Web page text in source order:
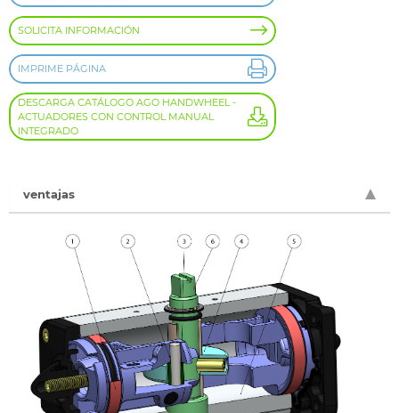
SOLICITA INFORMACIÓN
IMPRIME PÁGINA
DESCARGA CATÁLOGO AGO HANDWHEEL -
ACTUADORES CON CONTROL MANUAL
INTEGRADO
ventajas